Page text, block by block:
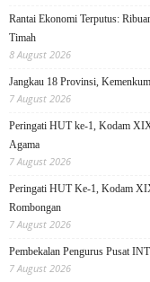
Rantai Ekonomi Terputus:
Timah
8 August 2026
Jangkau 18 Provinsi,
7 August 2026
Peringati HUT ke-1, Kodam
Agama
7 August 2026
Peringati HUT Ke-1, Kodam
Rombongan
7 August 2026
Pembekalan Pengurus Pusat
7 August 2026